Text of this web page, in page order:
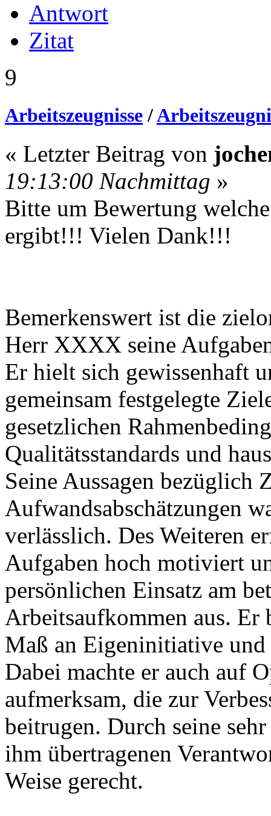
Antwort
Zitat
9
Arbeitszeugnisse/
« Letzter Beitrag von
19:13:00 Nachmittag »
Bitte um Bewertung
ergibt!!! Vielen Dank!!!
Bemerkenswert ist die
Herr XXXX seine
Er hielt sich gewissenhaft
gemeinsam festgelegte
gesetzlichen
Qualitätsstandards und
Seine Aussagen bezüglich
Aufwandsabschätzungen
verlässlich. Des Weiteren
Aufgaben hoch motiviert
persönlichen Einsatz am
Arbeitsaufkommen aus. Er
Maß an Eigeninitiative
Dabei machte er auch auf
aufmerksam, die zur
beitrugen. Durch seine
ihm übertragenen
Weise gerecht.